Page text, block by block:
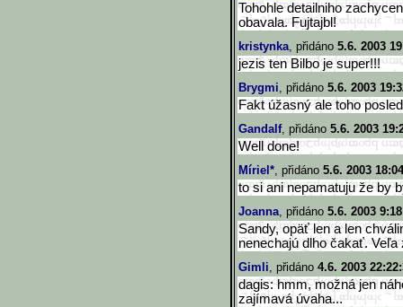
Tohohle detailniho
obavala. Fujtajbl!
kristynka, přidáno 5.6. 2003
jezis ten Bilbo je super!!!
Brygmi, přidáno 5.6. 2003
Fakt úžasný ale toho
Gandalf, přidáno 5.6. 2003
Well done!
Míriel*, přidáno 5.6. 2003
to si ani nepamatuju že by
Joanna, přidáno 5.6. 2003
Sandy, opäť len a len
nenechajú dlho čakať. Veľa
Gimli, přidáno 4.6. 2003
dagis: hmm, možná jen
zajímavá úvaha...